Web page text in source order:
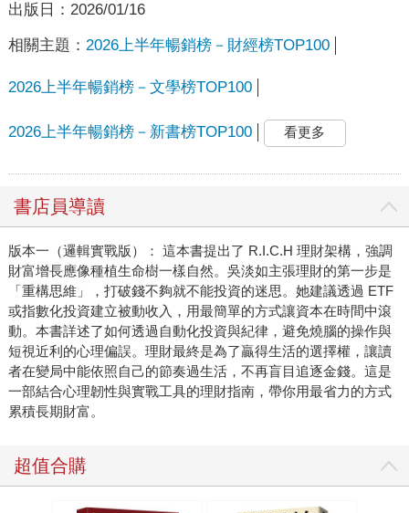
出版日： 2026/01/16
相關主題： 2026上半年暢銷榜－財經榜TOP100
2026上半年暢銷榜－文學榜TOP100
2026上半年暢銷榜－新書榜TOP100 看更多
書店員導讀
版本一（邏輯實戰版）： 這本書提出了 R.I.C.H 理財架構，強調
財富增長應像種植生命樹一樣自然。吳淡如主張理財的第一步是
「重構思維」，打破錢不夠就不能投資的迷思。她建議透過 ETF
或指數化投資建立被動收入，用最簡單的方式讓資本在時間中滾
動。本書詳述了如何透過自動化投資與紀律，避免燒腦的操作與
短視近利的心理偏誤。理財最終是為了贏得生活的選擇權，讓讀
者在變局中能依照自己的節奏過生活，不再盲目追逐金錢。這是
一部結合心理韌性與實戰工具的理財指南，帶你用最省力的方式
累積長期財富。
超值合購